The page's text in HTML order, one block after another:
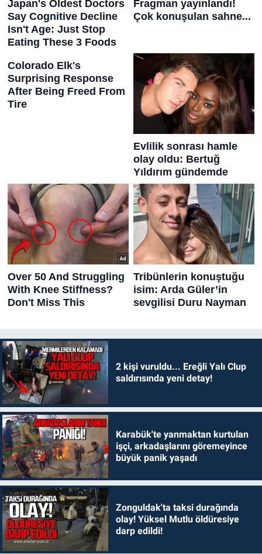
2 kişi vuruldu... Ereğli Yalı Clup
saldırısında yeni detay!
Karabük'te yanmaktan kurtulan
işçi, arkadaşlarını göremeyince
büyük panik yaşadı
Zonguldak'ta taksi durağında
olay! Yüksel Mutlu öldüresiye
darp edildi!